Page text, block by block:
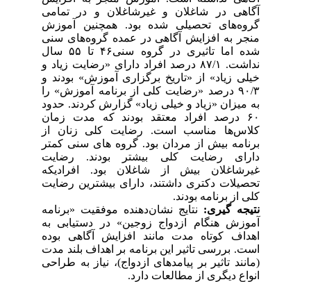
آگاهی در شاغلان و غیرشاغلان و در تمامی
گروه‌های تحصیلی شده بود. همچنین آموزش
منجر به افزایش آگاهی در عمده گروه‌های سنی
شده اما تاثیری در گروه سنی۴۶ تا ۵۵ سال
نداشت. ۸۷/۱ درصد افراد دارای «رضایت زیاد و
خیلی زیاد» از «تاریخ برگزاری آموزش» بودند و
۹۰/۳ درصد «رضایت کلی از برنامه آموزش» را
به میزان «زیاد و خیلی زیاد» گزارش کردند. حدود
۶۰ درصد افراد معتقد بودند که مدت زمان
کلاس‌ها مناسب است. رضایت کلی زنان از
برنامه بیش از مردان بود. گروه های سنی کمتر
دارای رضایت کلی بیشتر بودند. رضایت
غیرشاغلان بیش از شاغلان بود. افرادیکه
تحصیلات دکتری داشتند، دارای بیشترین رضایت
کلی از برنامه بودند.
نتیجه گیری:نتایج نشان‌دهنده موفقیت «برنامه
آموزش هنگام ازدواج زوجین» در دستیابی به
اهداف کوتاه مدت مانند افزایش آگاهی بوده
است. بررسی تاثیر این برنامه بر اهداف بلند مدت
(مانند تاثیر بر پیامدهای ازدواج)، نیاز به طراحی
انواع دیگری از مطالعات دارد.